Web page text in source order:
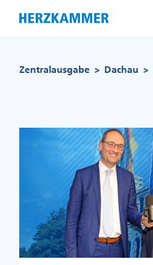
Zentralausgabe > Dachau >